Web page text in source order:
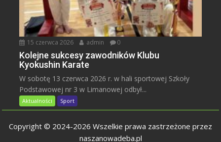
15 czerwca 2026 admin 0
Kolejne sukcesy zawodników Klubu
Kyokushin Karate
W sobotę 13 czerwca 2026 r. w hali sportowej Szkoły
Podstawowej nr 3 w Limanowej odbył...
Aktualności Sport
Copyright © 2024-2026 Wszelkie prawa zastrzeżone przez
naszanowadeba.pl